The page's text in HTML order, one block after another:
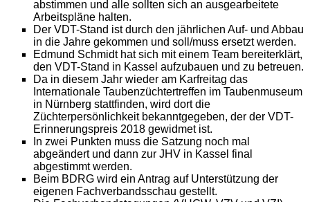
abstimmen und alle sollten sich an ausgearbeitete
Arbeitspläne halten.
Der VDT-Stand ist durch den jährlichen Auf- und Abbau
in die Jahre gekommen und soll/muss ersetzt werden.
Edmund Schmidt hat sich mit einem Team bereiterklärt,
den VDT-Stand in Kassel aufzubauen und zu betreuen.
Da in diesem Jahr wieder am Karfreitag das
Internationale Taubenzüchtertreffen im Taubenmuseum
in Nürnberg stattfinden, wird dort die
Züchterpersönlichkeit bekanntgegeben, der der VDT-
Erinnerungspreis 2018 gewidmet ist.
In zwei Punkten muss die Satzung noch mal
abgeändert und dann zur JHV in Kassel final
abgestimmt werden.
Beim BDRG wird ein Antrag auf Unterstützung der
eigenen Fachverbandsschau gestellt.